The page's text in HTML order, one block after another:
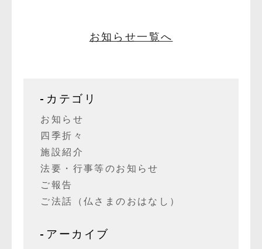
お知らせ一覧へ
カテゴリ
お知らせ
四季折々
施設紹介
法要・行事等のお知らせ
ご報告
ご法話（仏さまのおはなし）
アーカイブ